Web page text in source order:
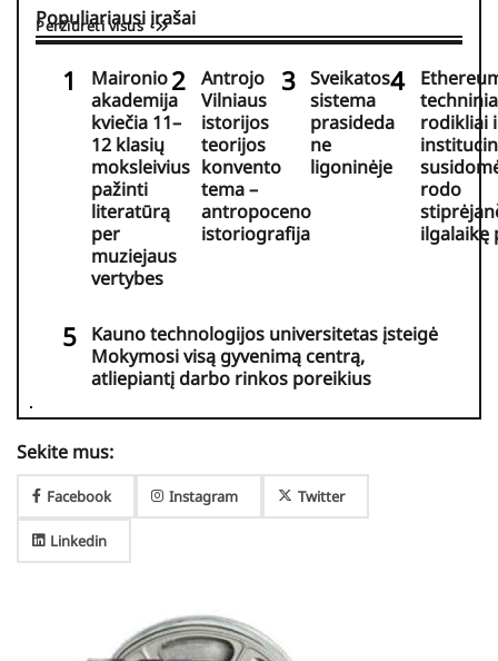
Populiariausi įrašai
Peržiūrėti visus
Maironio
akademija
kviečia 11–
12 klasių
moksleivius
pažinti
literatūrą
per
muziejaus
vertybes
Antrojo
Vilniaus
istorijos
teorijos
konvento
tema –
antropoceno
istoriografija
Sveikatos
sistema
prasideda
ne
ligoninėje
rodikliai
rodo
ilgalaikę
Kauno technologijos universitetas įsteigė
Mokymosi visą gyvenimą centrą,
atliepiantį darbo rinkos poreikius
Sekite mus:
Facebook Instagram Twitter
Linkedin